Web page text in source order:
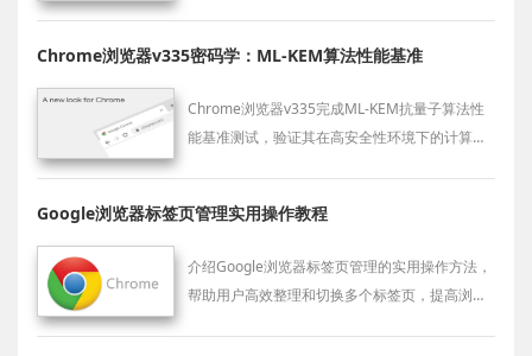
Chrome浏览器v335密码学：ML-KEM算法性能基准
Chrome浏览器v335完成ML-KEM抗量子算法性
能基准测试，验证其在高安全性环境下的计算效
Google浏览器标签页管理实用操作教程
介绍Google浏览器标签页管理的实用操作方法，
帮助用户高效整理和切换多个标签页，提高浏览